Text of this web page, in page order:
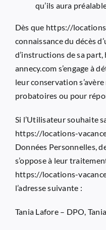
qu’ils aura
Dès que https://
connaissance du décès
d’instructions de sa part,
annecy.com s’engage à
leur conservation
probatoires ou pour
Si l’Utilisateur souhaite
https://locations-
Données Personnelles,
s’oppose à leur
https://locations-
l’adresse suivante :
Tania Lafore – DPO,